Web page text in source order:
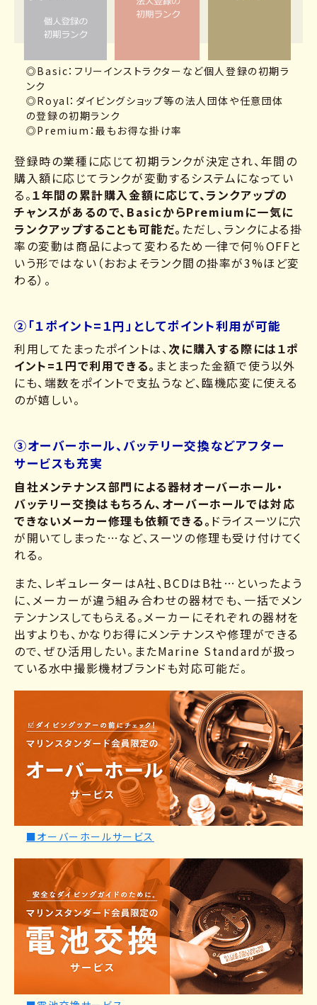
◎Basic：フリーインストラクターなど個人登録の初期ラ
ンク
◎Royal：ダイビングショップ等の法人団体や任意団体
の登録の初期ランク
◎Premium：最もお得な掛け率
登録時の業種に応じて初期ランクが決定され、年間の
購入額に応じてランクが変動するシステムになってい
る。１年間の累計購入金額に応じて、ランクアップの
チャンスがあるので、BasicからPremiumに一気に
ランクアップすることも可能だ。 ただし、ランクによる掛
率の変動は商品によって変わるため一律で何％OFFと
いう形ではない（おおよそランク間の掛率が3%ほど変
わる）。
②「１ポイント=１円」としてポイント利用が可能
利用してたまったポイントは、次に購入する際には１ポ
イント=１円で利用できる。 まとまった金額で使う以外
にも、端数をポイントで支払うなど、臨機応変に使える
のが嬉しい。
③オーバーホール、バッテリー交換などアフター
サービスも充実
自社メンテナンス部門による器材オーバーホール・
バッテリー交換はもちろん、オーバーホールでは対応
できないメーカー修理も依頼できる。 ドライスーツに穴
が開いてしまった…など、スーツの修理も受け付けてく
れる。
また、レギュレーターはA社、BCDはB社…といったよう
に、メーカーが違う組み合わせの器材でも、一括でメン
テンナンスしてもらえる。メーカーにそれぞれの器材を
出すよりも、かなりお得にメンテナンスや修理ができる
ので、ぜひ活用したい。またMarine Standardが扱っ
ている水中撮影機材ブランドも対応可能だ。
■オーバーホールサービス